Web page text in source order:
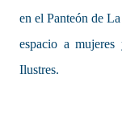
en el Panteón de
espacio a
Ilustres.